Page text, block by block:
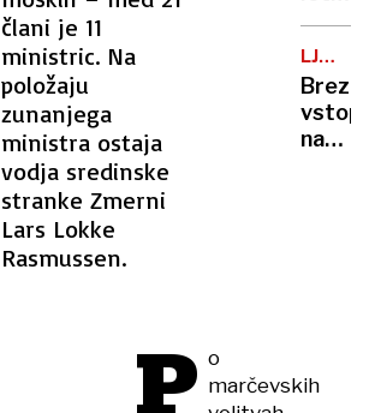
člani je 11
ministric. Na
položaju
zunanjega
ministra ostaja
vodja sredinske
stranke Zmerni
Lars Lokke
Rasmussen.
o
marčevskih
niso
več
le
po
letih
na